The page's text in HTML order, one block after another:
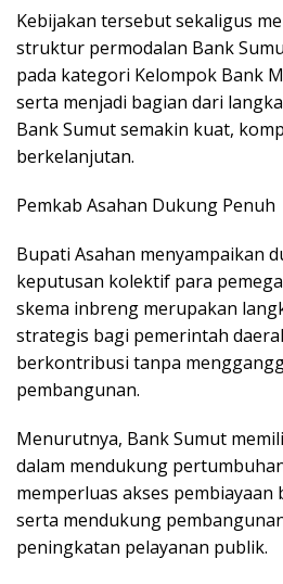
Kebijakan tersebut sekaligus
struktur permodalan Bank
pada kategori Kelompok Bank
serta menjadi bagian dari
Bank Sumut semakin kuat,
berkelanjutan.
Pemkab Asahan Dukung Penuh
Bupati Asahan menyampaikan
keputusan kolektif para
skema inbreng merupakan
strategis bagi pemerintah
berkontribusi tanpa
pembangunan.
Menurutnya, Bank Sumut
dalam mendukung
memperluas akses pembiayaan
serta mendukung
peningkatan pelayanan publik.